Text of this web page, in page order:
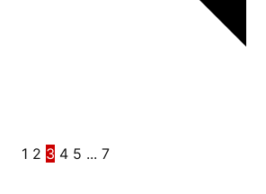
1 2 3 4 5 ... 7